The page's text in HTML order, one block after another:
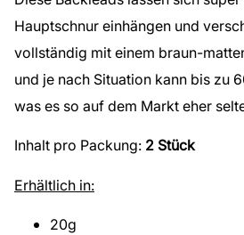
Hauptschnur einhängen und
vollständig mit einem braun-
und je nach Situation kann bis zu
was es so auf dem Markt eher
Inhalt pro Packung: 2 Stück
Erhältlich in:
20g